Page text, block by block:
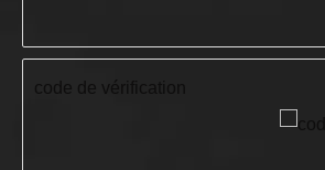
code de vérification